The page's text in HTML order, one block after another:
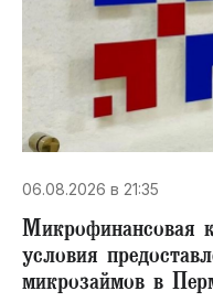
06.08.2026 в 21:35
Микрофинансовая
условия
микрозаймов в